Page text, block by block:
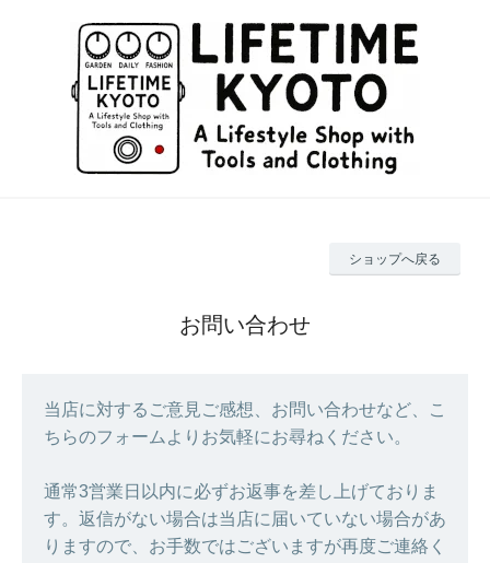
ショップへ戻る
お問い合わせ
当店に対するご意見ご感想、お問い合わせなど、こ
ちらのフォームよりお気軽にお尋ねください。
通常3営業日以内に必ずお返事を差し上げておりま
す。返信がない場合は当店に届いていない場合があ
りますので、お手数ではございますが再度ご連絡く